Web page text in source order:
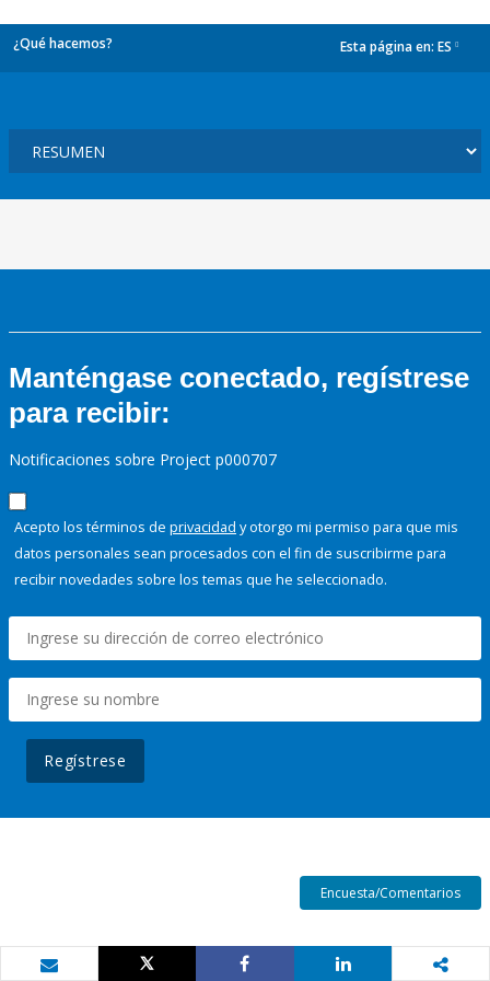
¿Qué hacemos? Esta página en: ES
Manténgase conectado, regístrese
para recibir:
Notificaciones sobre Project p000707
Acepto los términos de privacidad y otorgo mi permiso para que mis
datos personales sean procesados con el fin de suscribirme para
recibir novedades sobre los temas que he seleccionado.
Regístrese
Encuesta/Comentarios